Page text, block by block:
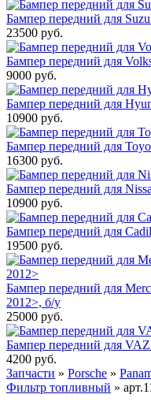
Бампер передний для
23500 руб.
Бампер передний для
9000 руб.
Бампер передний для
10900 руб.
Бампер передний для
16300 руб.
Бампер передний для
10900 руб.
Бампер передний для
19500 руб.
Бампер передний для
2012>, б/у
25000 руб.
Бампер передний для
4200 руб.
Запчасти » Porsche »
Фильтр топливный »